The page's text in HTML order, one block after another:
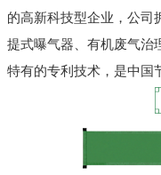
的高新科技型企业，公司
提式曝气器、有机废气治
特有的专利技术，是中国